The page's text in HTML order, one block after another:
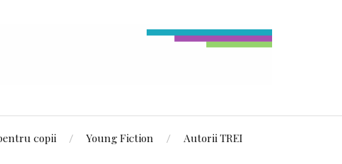
copii Young Fiction Autorii TREI